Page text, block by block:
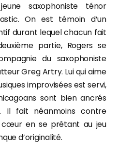
saxophoniste ténor
On est témoin d’un
durant lequel chacun fait
partie, Rogers se
du saxophoniste
Greg Artry. Lui qui aime
improvisées est servi,
sont bien ancrés
Il fait néanmoins contre
cœur en se prêtant au jeu
d’originalité.